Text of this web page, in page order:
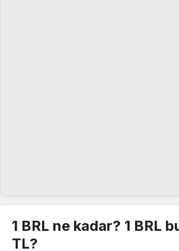
1 BRL ne kadar? 1 BRL
TL?